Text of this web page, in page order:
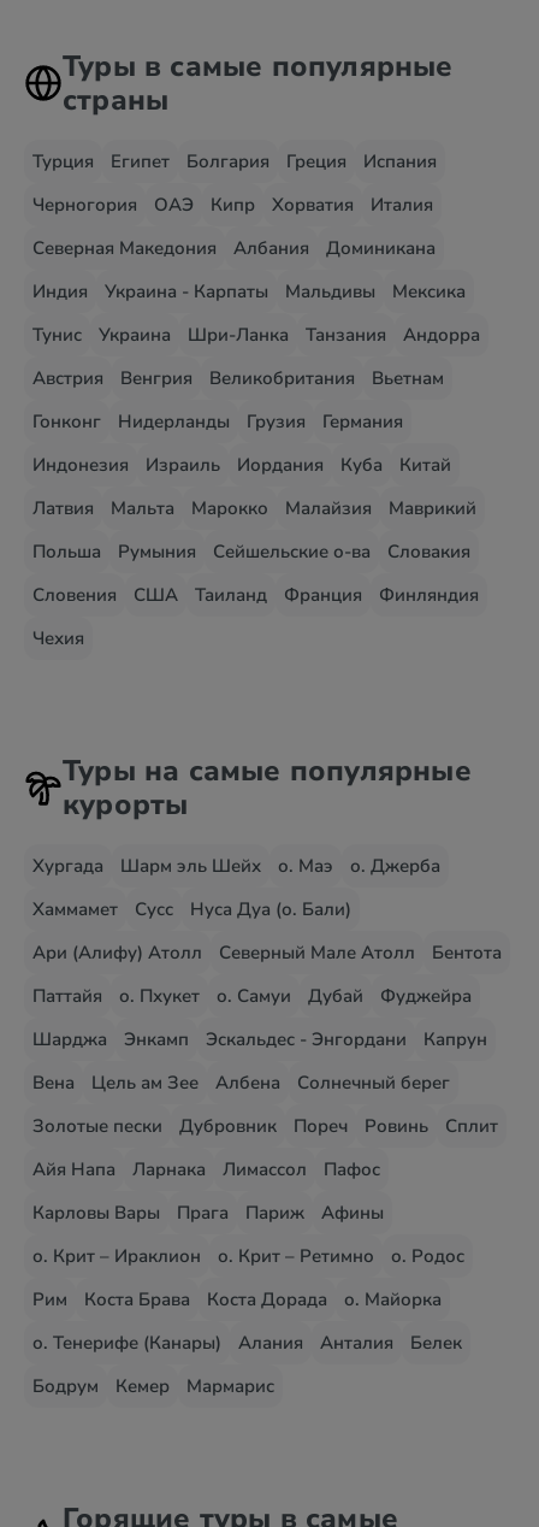
Туры в самые популярные
страны
Турция Египет Болгария Греция
Испания
Черногория
ОАЭ Кипр Хорватия
Италия
Северная Македония
Албания
Доминикана
Индия
Украина - Карпаты Мальдивы
Мексика
Тунис
Украина Шри-Ланка Танзания
Андорра
Австрия
Венгрия Великобритания
Вьетнам
Гонконг
Нидерланды Грузия
Германия
Индонезия
Израиль Иордания Куба
Китай
Латвия
Мальта Марокко Малайзия
Маврикий
Польша
Румыния Сейшельские о-ва
Словакия
Словения
США Таиланд Франция
Финляндия
Чехия
Туры на самые популярные
курорты
Хургада Шарм эль Шейх о. Маэ
о. Джерба
Хаммамет
Сусс
Нуса Дуа (о. Бали)
Ари (Алифу) Атолл
Северный Мале Атолл
Бентота
Паттайя
о. Пхукет о. Самуи Дубай
Фуджейра
Шарджа
Энкамп Эскальдес - Энгордани
Капрун
Вена
Цель ам Зее Албена
Солнечный берег
Золотые пески
Дубровник Пореч Ровинь
Сплит
Айя Напа
Ларнака Лимассол
Пафос
Карловы Вары
Прага Париж
Афины
о. Крит – Ираклион
о. Крит – Ретимно
о. Родос
Рим
Коста Брава Коста Дорада
о. Майорка
о. Тенерифе (Канары)
Алания Анталия
Белек
Бодрум
Кемер Мармарис
Горящие туры в самые